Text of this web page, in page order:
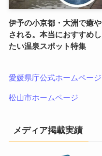
伊予の小京都・大洲で癒や
される。本当におすすめし
たい温泉スポット特集
愛媛県庁公式ホームページ
松山市ホームページ
メディア掲載実績